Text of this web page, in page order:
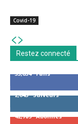
Covid-19
Restez connecté
53,654
Fans
2,043 Suiveurs
42,789 Abonnés